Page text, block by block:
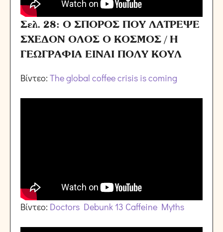
Σελ. 28: Ο ΣΠΟΡΟΣ ΠΟΥ ΛΑΤΡΕΨΕ
ΣΧΕΔΟΝ ΟΛΟΣ Ο ΚΟΣΜΟΣ / Η
ΓΕΩΓΡΑΦΙΑ ΕΙΝΑΙ ΠΟΛΥ ΚΟΥΛ
Βίντεο:The global coffee crisis is coming
Βίντεο: Doctors Debunk 13 Caffeine Myths